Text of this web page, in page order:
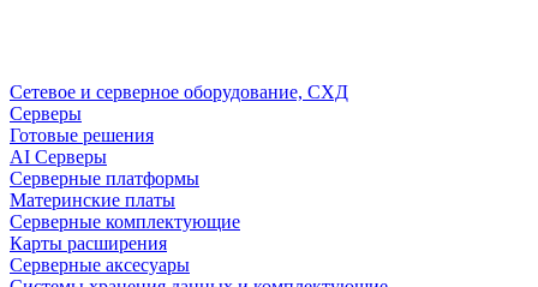
Сетевое и серверное оборудование, СХД
Cерверы
Готовые решения
AI Серверы
Серверные платформы
Материнские платы
Серверные комплектующие
Карты расширения
Серверные аксесуары